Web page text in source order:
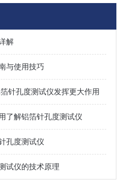
解
与使用技巧
针孔度测试仪发挥更大作用
了解铝箔针孔度测试仪
孔度测试仪
试仪的技术原理